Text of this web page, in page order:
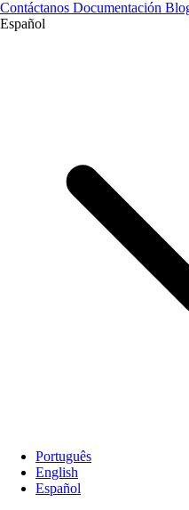
Contáctanos Documentación
Español
Português
English
Español